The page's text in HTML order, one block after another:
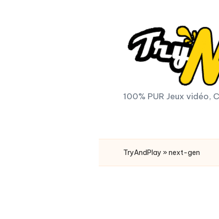
T
y
A
100% PUR Jeux vidéo,
TryAndPlay » next-gen